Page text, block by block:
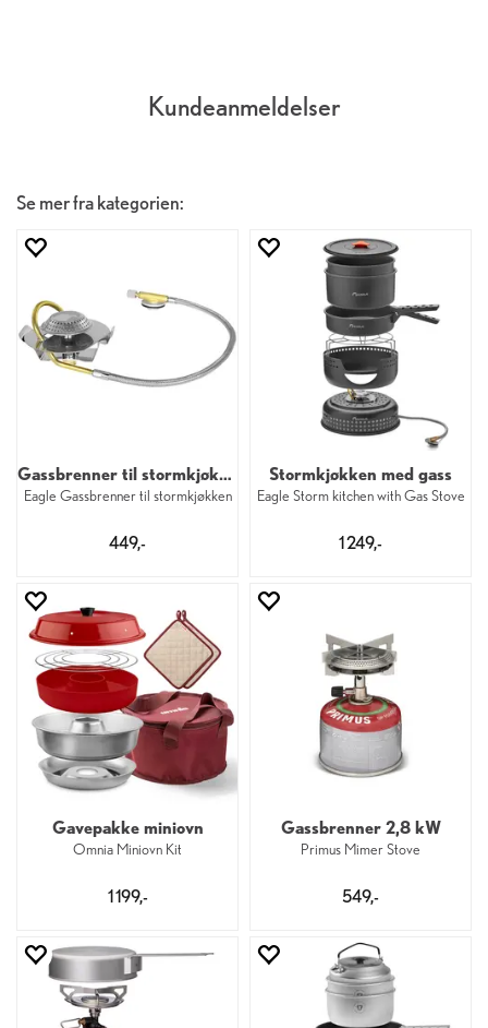
Kundeanmeldelser
Se mer fra kategorien:
Gassbrenner til stormkjøkken 2,8 kW
Eagle Gassbrenner til stormkjøkken
449,-
Stormkjøkken med gass
Eagle Storm kitchen with Gas Stove
1 249,-
Gavepakke miniovn
Omnia Miniovn Kit
1 199,-
Gassbrenner 2,8 kW
Primus Mimer Stove
549,-